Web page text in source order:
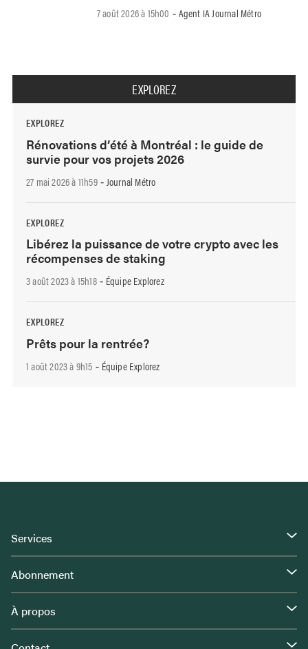
7 août 2026 à 15h00 - Agent IA Journal Métro
EXPLOREZ
EXPLOREZ
Rénovations d’été à Montréal : le guide de
survie pour vos projets 2026
27 mai 2026 à 11h59- Journal Métro
EXPLOREZ
Libérez la puissance de votre crypto avec les
récompenses de staking
3 août 2023 à 15h18- Équipe Explorez
EXPLOREZ
Prêts pour la rentrée?
1 août 2023 à 9h15 - Équipe Explorez
Services
Abonnement
À propos